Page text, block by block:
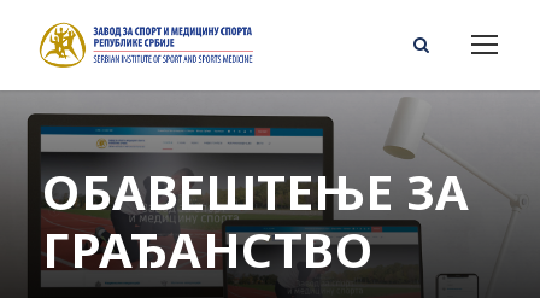
ОБАВЕШТЕЊЕ ЗА
ГРАЂАНСТВО